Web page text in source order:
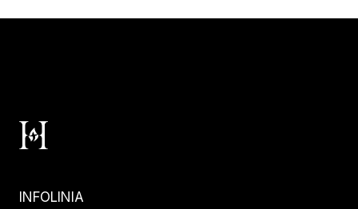
INFOLINIA